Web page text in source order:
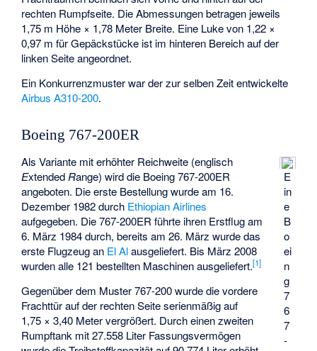
rechten Rumpfseite. Die Abmessungen betragen jeweils
1,75 m Höhe × 1,78 Meter Breite. Eine Luke von 1,22 ×
0,97 m für Gepäckstücke ist im hinteren Bereich auf der
linken Seite angeordnet.
Ein Konkurrenzmuster war der zur selben Zeit entwickelte
Airbus A310-200.
Boeing 767-200ER
E
in
e
B
o
ei
n
g
7
6
7
-
Als Variante mit erhöhter Reichweite (englisch
Extended Range) wird die Boeing 767-200ER
angeboten. Die erste Bestellung wurde am 16.
Dezember 1982 durch Ethiopian Airlines
aufgegeben. Die 767-200ER führte ihren Erstflug am
6. März 1984 durch, bereits am 26. März wurde das
erste Flugzeug an El Alausgeliefert. Bis März 2008
wurden alle 121 bestellten Maschinen ausgeliefert.[1]
Gegenüber dem Muster 767-200 wurde die vordere
Frachttür auf der rechten Seite serienmäßig auf
1,75 × 3,40 Meter vergrößert. Durch einen zweiten
Rumpftank mit 27.558 Liter Fassungsvermögen